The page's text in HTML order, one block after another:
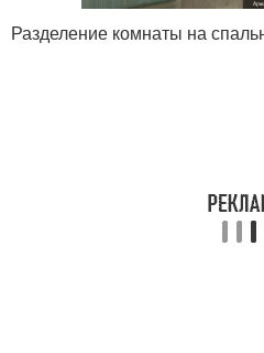
Разделение комнаты на